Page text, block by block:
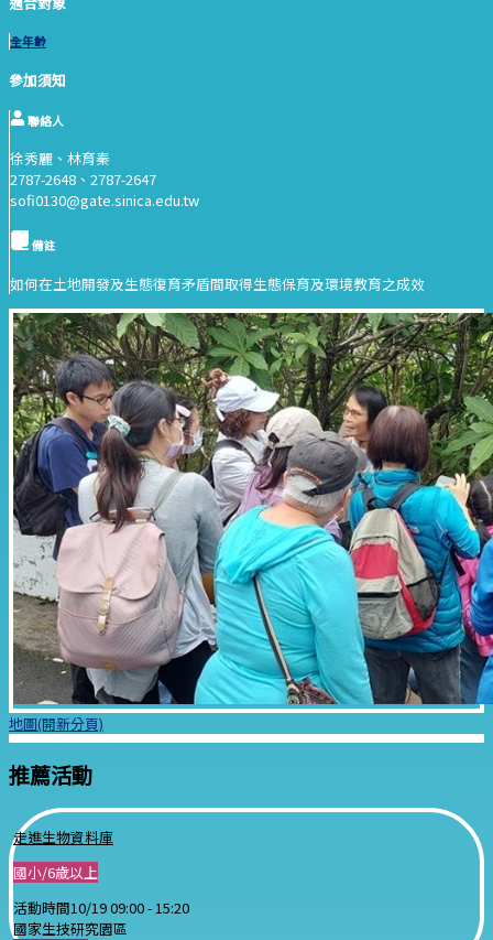
全年齡
參加須知
聯絡人
徐秀麗、林育秦
2787-2648、2787-2647
sofi0130@gate.sinica.edu.tw
備註
如何在土地開發及生態復育矛盾間取得生態保育及環境教育之成效
地圖(開新分頁)
推薦活動
走進生物資料庫
國小/6歲以上
活動時間10/19 09:00 - 15:20
國家生技研究園區